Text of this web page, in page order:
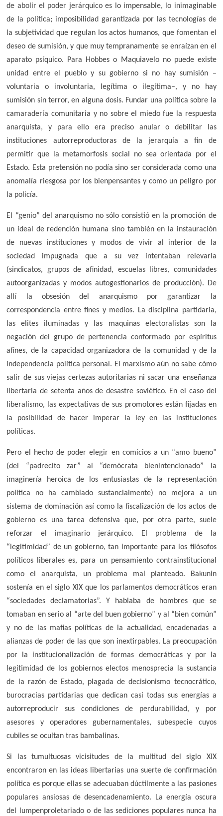
de abolir el poder jerárquico es lo impensable, lo inimaginable
de la política; imposibilidad garantizada por las tecnologías de
la subjetividad que regulan los actos humanos, que fomentan el
deseo de sumisión, y que muy tempranamente se enraízan en el
aparato psíquico. Para Hobbes o Maquiavelo no puede existe
unidad entre el pueblo y su gobierno si no hay sumisión –
voluntaria o involuntaria, legítima o ilegítima–, y no hay
sumisión sin terror, en alguna dosis. Fundar una política sobre la
camaradería comunitaria y no sobre el miedo fue la respuesta
anarquista, y para ello era preciso anular o debilitar las
instituciones autorreproductoras de la jerarquía a fin de
permitir que la metamorfosis social no sea orientada por el
Estado. Esta pretensión no podía sino ser considerada como una
anomalía riesgosa por los bienpensantes y como un peligro por
la policía.
El “genio” del anarquismo no sólo consistió en la promoción de
un ideal de redención humana sino también en la instauración
de nuevas instituciones y modos de vivir al interior de la
sociedad impugnada que a su vez intentaban relevarla
(sindicatos, grupos de afinidad, escuelas libres, comunidades
autoorganizadas y modos autogestionarios de producción). De
allí la obsesión del anarquismo por garantizar la
correspondencia entre fines y medios. La disciplina partidaria,
las elites iluminadas y las maquinas electoralistas son la
negación del grupo de pertenencia conformado por espíritus
afines, de la capacidad organizadora de la comunidad y de la
independencia política personal. El marxismo aún no sabe cómo
salir de sus viejas certezas autoritarias ni sacar una enseñanza
libertaria de setenta años de desastre soviético. En el caso del
liberalismo, las expectativas de sus promotores están fijadas en
la posibilidad de hacer imperar la ley en las instituciones
políticas.
Pero el hecho de poder elegir en comicios a un “amo bueno”
(del “padrecito zar” al “demócrata bienintencionado” la
imaginería heroica de los entusiastas de la representación
política no ha cambiado sustancialmente) no mejora a un
sistema de dominación así como la fiscalización de los actos de
gobierno es una tarea defensiva que, por otra parte, suele
reforzar el imaginario jerárquico. El problema de la
“legitimidad” de un gobierno, tan importante para los filósofos
políticos liberales es, para un pensamiento contrainstitucional
como el anarquista, un problema mal planteado. Bakunin
sostenía en el siglo XIX que los parlamentos democráticos eran
“sociedades declamatorias”. Y hablaba de hombres que se
tomaban en serio al “arte del buen gobierno” y al “bien común”
y no de las mafias políticas de la actualidad, encadenadas a
alianzas de poder de las que son inextirpables. La preocupación
por la institucionalización de formas democráticas y por la
legitimidad de los gobiernos electos menosprecia la sustancia
de la razón de Estado, plagada de decisionismo tecnocrático,
burocracias partidarias que dedican casi todas sus energías a
autorreproducir sus condiciones de perdurabilidad, y por
asesores y operadores gubernamentales, subespecie cuyos
cubiles se ocultan tras bambalinas.
Si las tumultuosas vicisitudes de la multitud del siglo XIX
encontraron en las ideas libertarias una suerte de confirmación
política es porque ellas se adecuaban dúctilmente a las pasiones
populares ansiosas de desencadenamiento. La energía oscura
del lumpenproletariado o de las sediciones populares nunca ha